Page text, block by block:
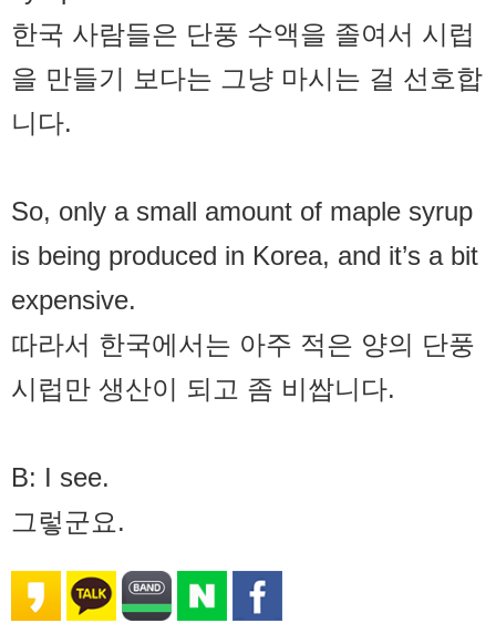
한국 사람들은 단풍 수액을 졸여서 시럽
을 만들기 보다는 그냥 마시는 걸 선호합
니다.
So, only a small amount of maple syrup
is being produced in Korea, and it’s a bit
expensive.
따라서 한국에서는 아주 적은 양의 단풍
시럽만 생산이 되고 좀 비쌉니다.
B: I see.
그렇군요.